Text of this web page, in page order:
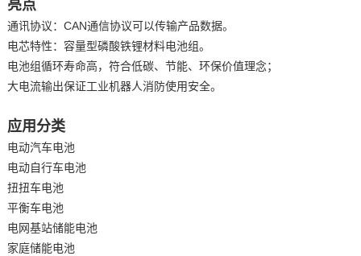
亮点
通讯协议：CAN通信协议可以传输产品数据。
电芯特性：容量型磷酸铁锂材料电池组。
电池组循环寿命高，符合低碳、节能、环保价值理念；
大电流输出保证工业机器人消防使用安全。
应用分类
电动汽车电池
电动自行车电池
扭扭车电池
平衡车电池
电网基站储能电池
家庭储能电池